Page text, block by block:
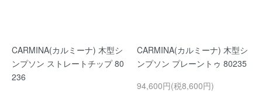
CARMINA(カルミーナ) 木型シ
ンプソン ストレートチップ 80
236
CARMINA(カルミーナ) 木型シ
ンプソン プレーントゥ 80235
94,600円(税8,600円)